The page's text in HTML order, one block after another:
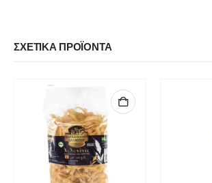
ΣΧΕΤΙΚΆ ΠΡΟΪΌΝΤΑ